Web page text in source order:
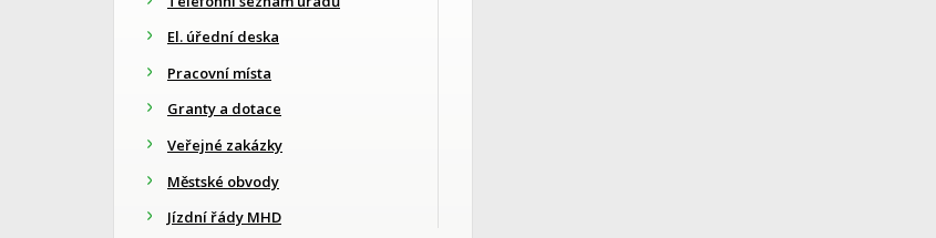
El. úřední deska
Pracovní místa
Granty a dotace
Veřejné zakázky
Městské obvody
Jízdní řády MHD